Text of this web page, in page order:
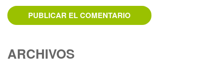
ARCHIVOS